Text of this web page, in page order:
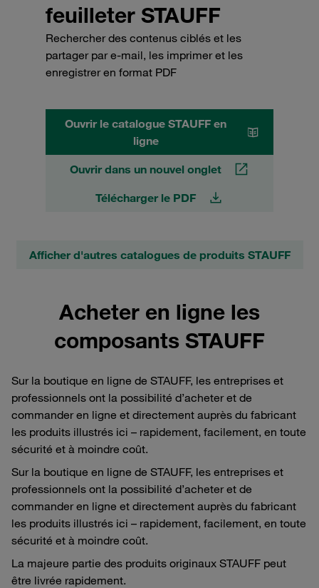
feuilleter STAUFF
Rechercher des contenus ciblés et les
partager par e-mail, les imprimer et les
enregistrer en format PDF
Ouvrir le catalogue STAUFF en
ligne
Ouvrir dans un nouvel onglet
Télécharger le PDF
Afficher d'autres catalogues de produits STAUFF
Acheter en ligne les
composants STAUFF
Sur la boutique en ligne de STAUFF, les entreprises et
professionnels ont la possibilité d’acheter et de
commander en ligne et directement auprès du fabricant
les produits illustrés ici – rapidement, facilement, en toute
sécurité et à moindre coût.
Sur la boutique en ligne de STAUFF, les entreprises et
professionnels ont la possibilité d’acheter et de
commander en ligne et directement auprès du fabricant
les produits illustrés ici – rapidement, facilement, en toute
sécurité et à moindre coût.
La majeure partie des produits originaux STAUFF peut
être livrée rapidement.